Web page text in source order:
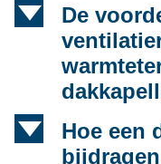
d
De
d
Hoe een